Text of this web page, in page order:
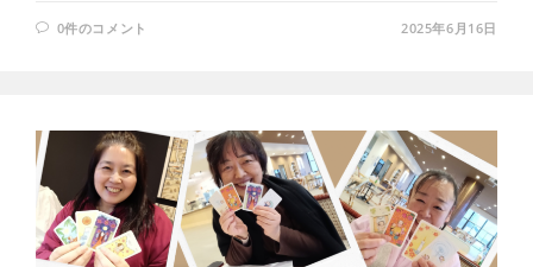
0件のコメント 2025年6月16日